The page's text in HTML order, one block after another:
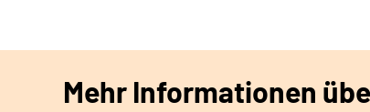
Mehr Informationen